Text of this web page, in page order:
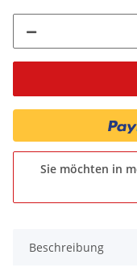
Sie möchten in
Beschreibung